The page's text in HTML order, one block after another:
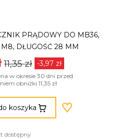
PRĄDOWY DO MB36,
DŁUGOŚĆ 28 MM
11,35 zł -3,97 zł
w okresie 30 dni przed
obniżki 11,35 zł
koszyka
dostępny